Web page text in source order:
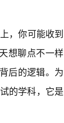
，你可能收到
想聊点不一样
后的逻辑。为
的学科，它是